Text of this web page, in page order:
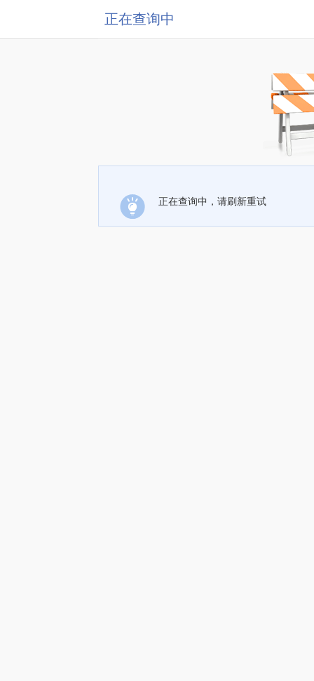
正在查询中
正在查询中，请刷新重试